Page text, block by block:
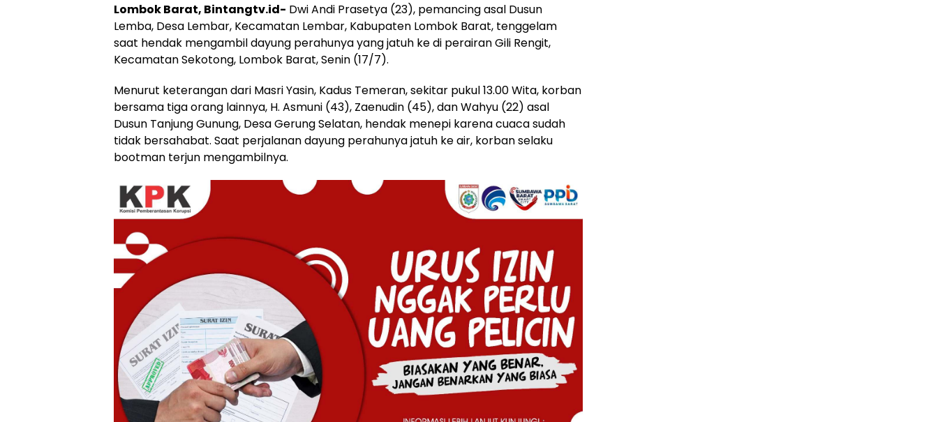
Lombok Barat, Bintangtv.id- Dwi Andi Prasetya (23), pemancing asal Dusun
Lemba, Desa Lembar, Kecamatan Lembar, Kabupaten Lombok Barat, tenggelam
saat hendak mengambil dayung perahunya yang jatuh ke di perairan Gili Rengit,
Kecamatan Sekotong, Lombok Barat, Senin (17/7).
Menurut keterangan dari Masri Yasin, Kadus Temeran, sekitar pukul 13.00 Wita, korban
bersama tiga orang lainnya, H. Asmuni (43), Zaenudin (45), dan Wahyu (22) asal
Dusun Tanjung Gunung, Desa Gerung Selatan, hendak menepi karena cuaca sudah
tidak bersahabat. Saat perjalanan dayung perahunya jatuh ke air, korban selaku
bootman terjun mengambilnya.